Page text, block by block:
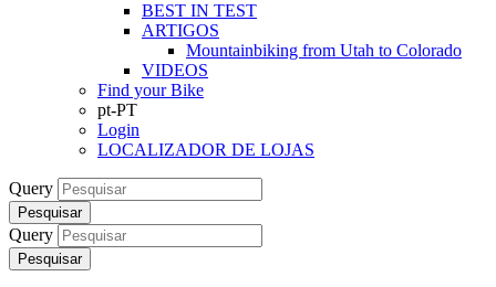
BEST IN TEST
ARTIGOS
Mountainbiking from Utah to Colorado
VIDEOS
Find your Bike
pt-PT
Login
LOCALIZADOR DE LOJAS
Query
Pesquisar
Query
Pesquisar